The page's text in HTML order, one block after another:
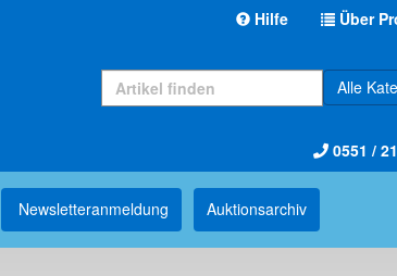
Hilfe Über
Alle
0551 /
Newsletter­anmeldung Auktions­archiv